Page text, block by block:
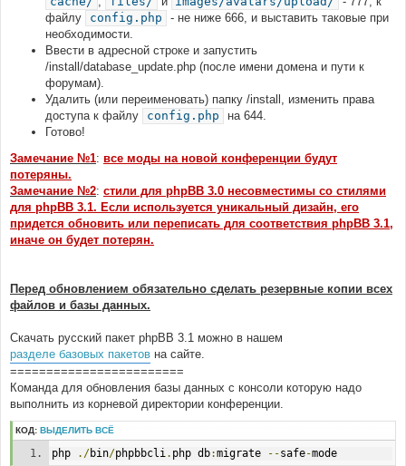
файлу
config.php
- не ниже 666, и выставить таковые при
необходимости.
Ввести в адресной строке и запустить
/install/database_update.php (после имени домена и пути к
форумам).
Удалить (или переименовать) папку /install, изменить права
доступа к файлу
config.php
на 644.
Готово!
Замечание №1: все моды на новой конференции будут
потеряны.
Замечание №2: стили для phpBB 3.0 несовместимы со стилями
для phpBB 3.1. Если используется уникальный дизайн, его
придется обновить или переписать для соответствия phpBB 3.1,
иначе он будет потерян.
Перед обновлением обязательно сделать резервные копии всех
файлов и базы данных.
Скачать русский пакет phpBB 3.1 можно в нашем
разделе базовых пакетов на сайте.
========================
Команда для обновления базы данных с консоли которую надо
выполнить из корневой директории конференции.
КОД: ВЫДЕЛИТЬ ВСЁ
php ./bin/phpbbcli. php db:migrate --safe-mode